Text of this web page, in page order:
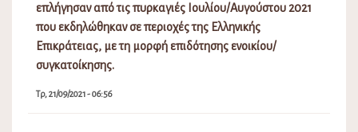
επλήγησαν από τις πυρκαγιές Ιουλίου/Αυγούστου 2021
που εκδηλώθηκαν σε περιοχές της Ελληνικής
Επικράτειας, με τη μορφή επιδότησης ενοικίου/
συγκατοίκησης.
Τρ, 21/09/2021 - 06:56